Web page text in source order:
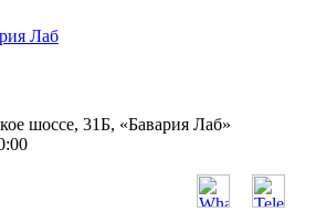
Лаб
шоссе, 31Б, «Бавария Лаб»